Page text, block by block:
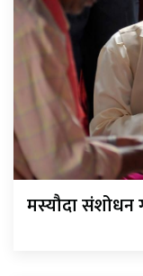
मस्यौदा संशोधन